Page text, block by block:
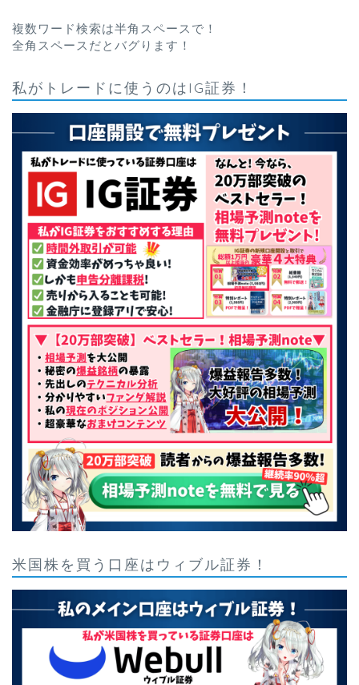
複数ワード検索は半角スペースで！
全角スペースだとバグります！
私がトレードに使うのはIG証券！
米国株を買う口座はウィブル証券！